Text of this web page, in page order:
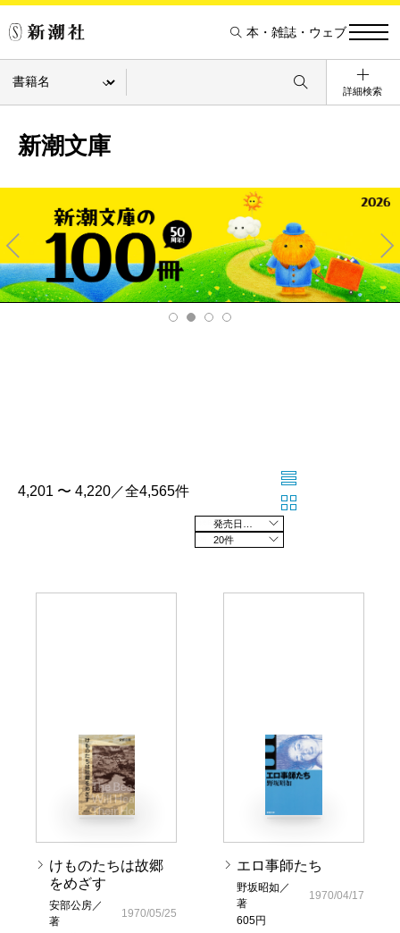
本・雑誌・ウェブ
詳細検索
新潮文庫
Pre
v
Ne
xt
4,201 〜 4,220／全4,565件
20件
けものたちは故郷
をめざす
安部公房／
著
1970/05/25
エロ事師たち
野坂昭如／
著
605円
1970/04/17